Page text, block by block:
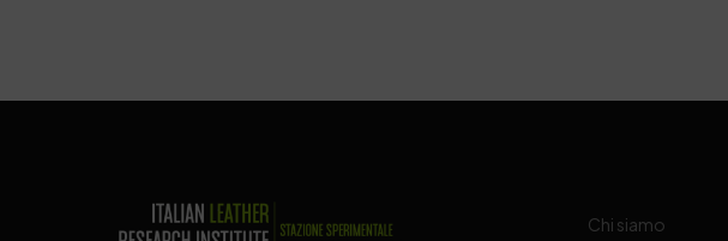
Chi siamo